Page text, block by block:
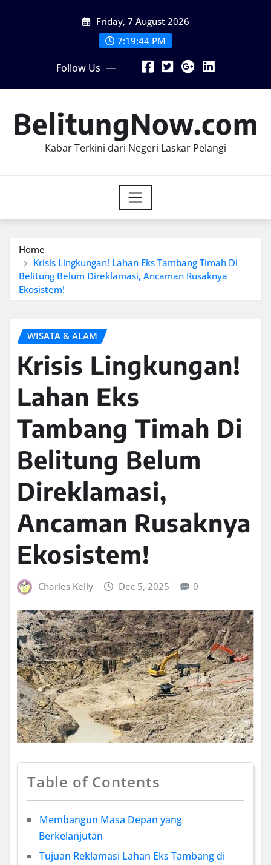
Friday, 7 August 2026
7:19:45 PM
Follow Us
BelitungNow.com
Kabar Terkini dari Negeri Laskar Pelangi
Home
Krisis Lingkungan! Lahan Eks Tambang Timah Di
Belitung Belum Direklamasi, Ancaman Rusaknya
Ekosistem!
WISATA & ALAM
Krisis Lingkungan!
Lahan Eks
Tambang Timah Di
Belitung Belum
Direklamasi,
Ancaman Rusaknya
Ekosistem!
Charles Kelly Dec 5, 2025 0
Table of Contents
Membangun Masa Depan yang
Berkelanjutan
Tujuan Reklamasi Lahan Eks Tambang di